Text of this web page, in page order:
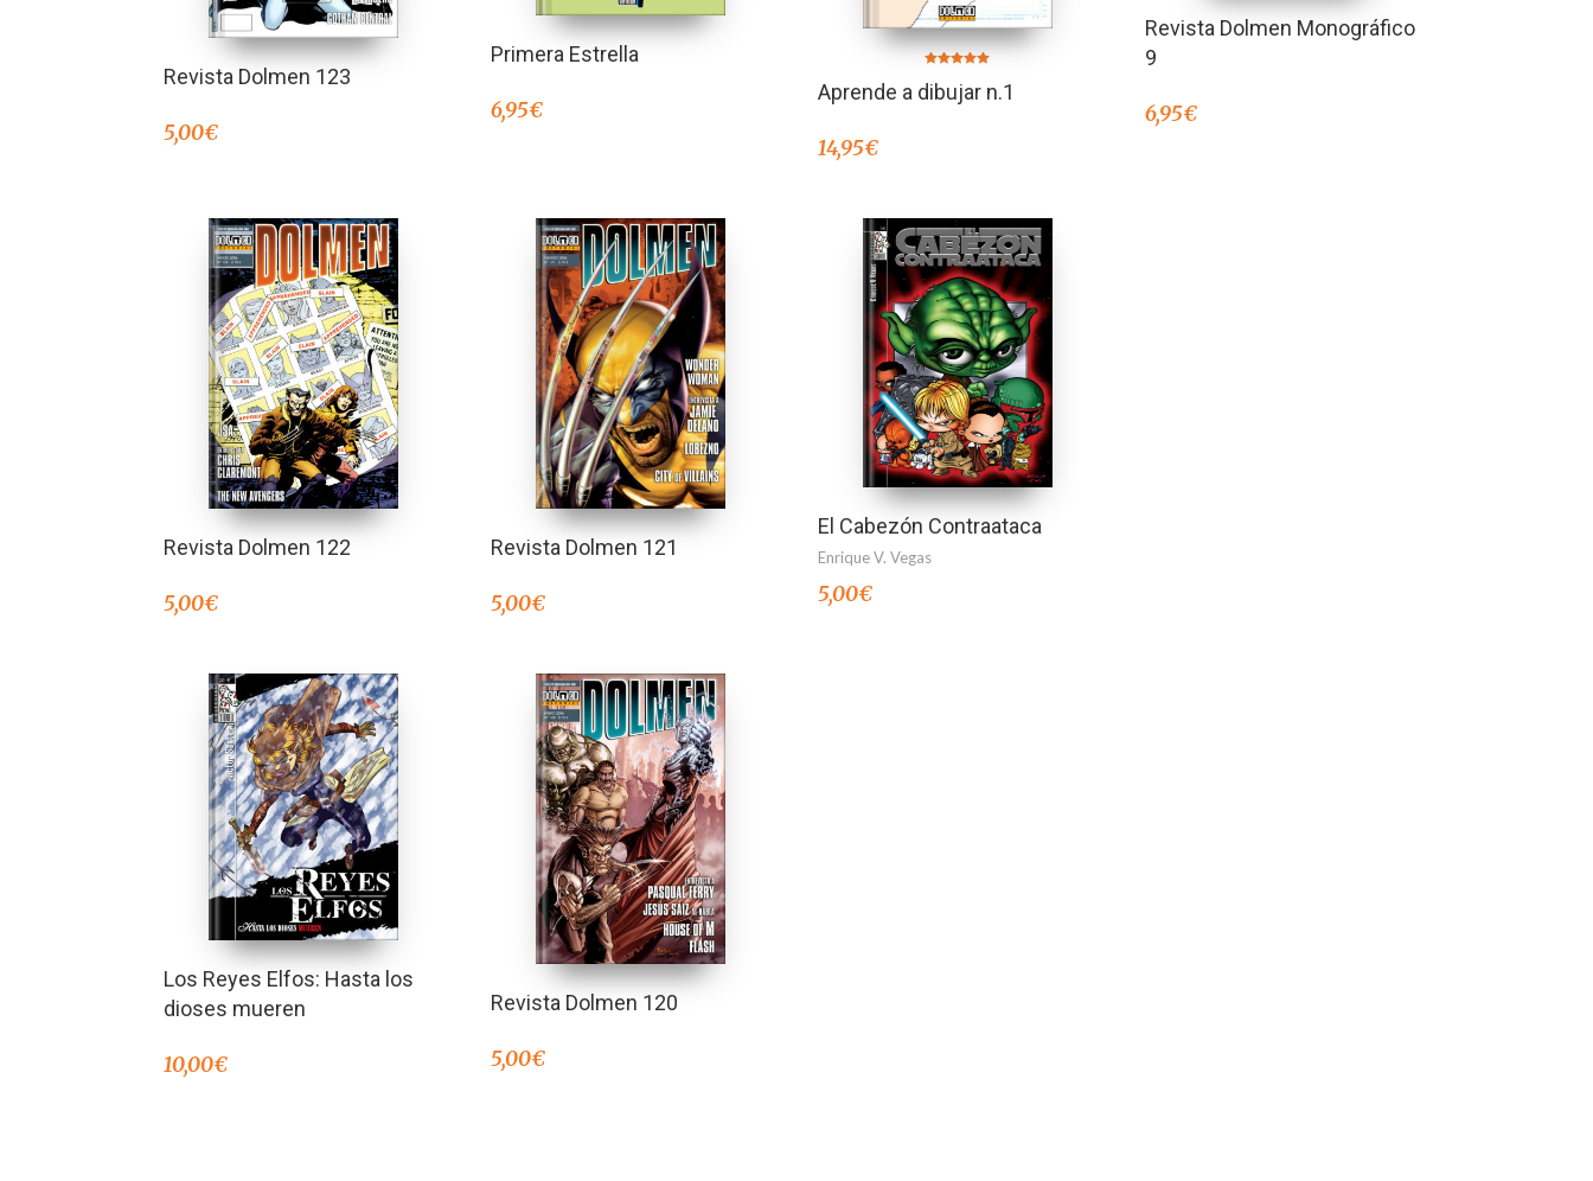
Revista Dolmen 123
5,00€
Primera Estrella
6,95€
5.00
de 5
Aprende a dibujar n.1
14,95€
Revista Dolmen Monográfico
9
6,95€
Revista Dolmen 122
5,00€
Revista Dolmen 121
5,00€
El Cabezón Contraataca
Enrique V. Vegas
5,00€
Los Reyes Elfos: Hasta los
dioses mueren
10,00€
Revista Dolmen 120
5,00€